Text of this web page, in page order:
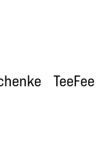
TeeFee